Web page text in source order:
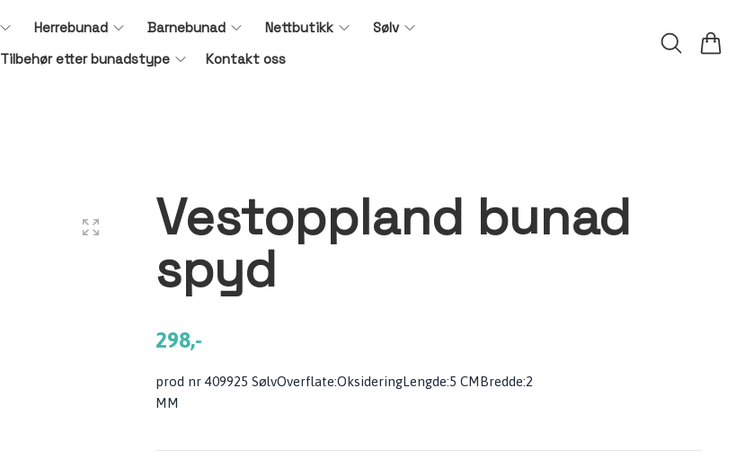
Herrebunad Barnebunad Nettbutikk
Sølv
Tilbehør etter bunadstype
Kontakt oss
Vestoppland bunad
spyd
298,-
prod nr 409925 SølvOverflate:OksideringLengde:5 CMBredde:2
MM